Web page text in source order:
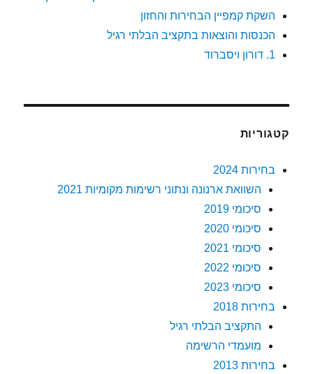
השקת קמפיין הבחירות והחזון
הכנסות והוצאות בתקציב הבלתי רגיל
1. דורון ויסברוד
קטגוריות
בחירות 2024
השוואת ארנונה ונתוני רשימות מקומיות 2021
סיכומי 2019
סיכומי 2020
סיכומי 2021
סיכומי 2022
סיכומי 2023
בחירות 2018
התקציב הבלתי רגיל
מועמדי הרשימה
בחירות 2013